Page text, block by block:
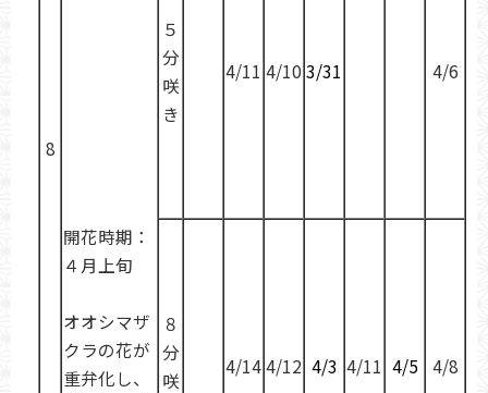
8
開花時期：
４月上旬
オオシマザ
クラの花が
重弁化し、
５
分
咲
き
4/11 4/10 3/31 4/6
８
分
咲
4/144/12 4/3 4/11 4/5 4/8